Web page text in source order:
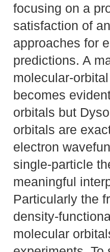
focusing on a
satisfaction of
approaches for
predictions. A
molecular-
becomes
orbitals but
orbitals are
electron
single-particle
meaningful
Particularly the
density-
molecular